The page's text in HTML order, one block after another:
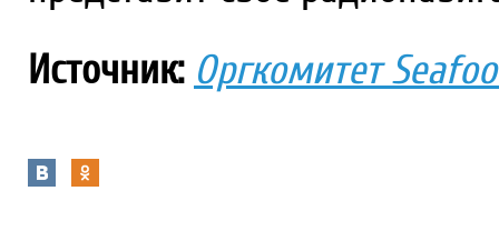
Источник: Оргкомитет